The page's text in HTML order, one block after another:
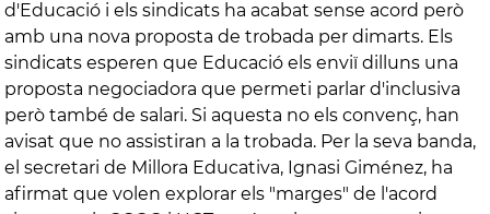
d'Educació i els sindicats ha acabat sense acord però
amb una nova proposta de trobada per dimarts. Els
sindicats esperen que Educació els enviï dilluns una
proposta negociadora que permeti parlar d'inclusiva
però també de salari. Si aquesta no els convenç, han
avisat que no assistiran a la trobada. Per la seva banda,
el secretari de Millora Educativa, Ignasi Giménez, ha
afirmat que volen explorar els "marges" de l'acord